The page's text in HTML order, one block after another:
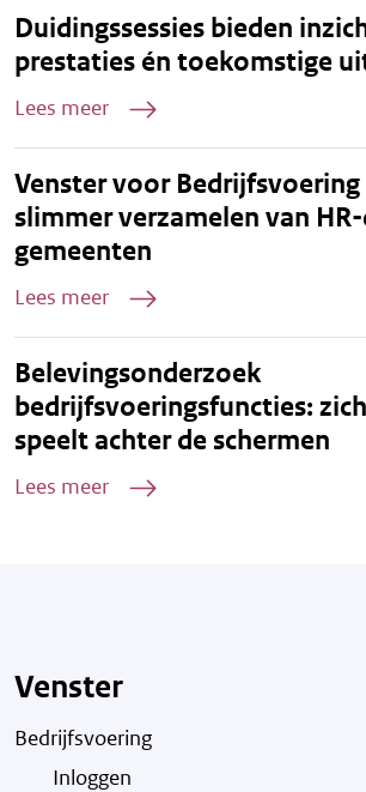
Duidingssessies bieden
prestaties én toekomstige
Lees meer
Venster voor
slimmer verzamelen van
gemeenten
Lees meer
Belevingsonderzoek
bedrijfsvoeringsfuncties:
speelt achter de schermen
Lees meer
Venster
Bedrijfsvoering
Inloggen